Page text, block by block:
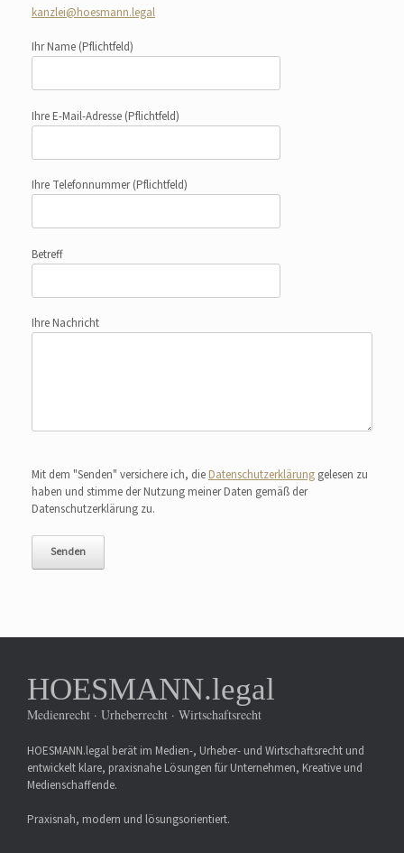
kanzlei@hoesmann.legal
Ihr Name (Pflichtfeld)
Ihre E-Mail-Adresse (Pflichtfeld)
Ihre Telefonnummer(Pflichtfeld)
Betreff
Ihre Nachricht
Mit dem "Senden" versichere ich, die Datenschutzerklärung gelesen zu
haben und stimme der Nutzung meiner Daten gemäß der
Datenschutzerklärung zu.
HOESMANN.legal
Medienrecht · Urheberrecht · Wirtschaftsrecht
HOESMANN.legal berät im Medien-, Urheber- und Wirtschaftsrecht und
entwickelt klare, praxisnahe Lösungen für Unternehmen, Kreative und
Medienschaffende.
Praxisnah, modern und lösungsorientiert.